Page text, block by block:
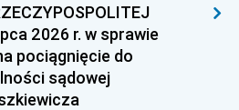
2026 r. w sprawie
pociągnięcie do
sądowej